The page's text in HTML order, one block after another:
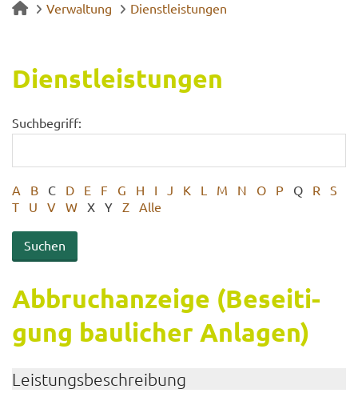
Verwaltung Dienstleistungen
Dienst­leis­tun­gen
Suchbegriff:
A B C D E F G H I J K L M N O P Q R
S
T
U V W X Y Z Alle
Ab­bruch­an­zei­ge (Be­sei­ti­
gung bau­li­cher An­la­gen)
Leis­tungs­be­schrei­bung